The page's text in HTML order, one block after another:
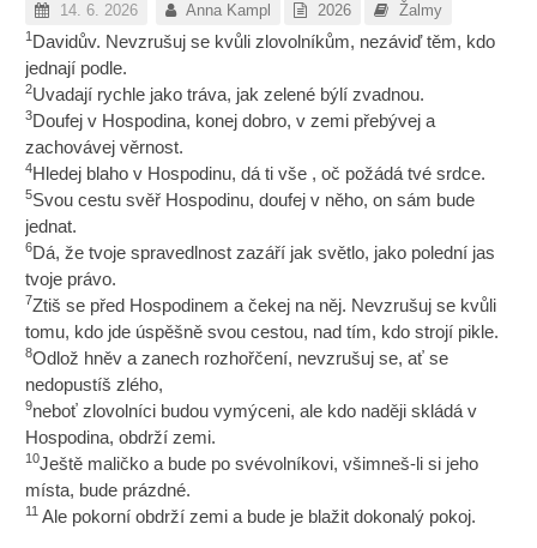
14. 6. 2026 Anna Kampl 2026 Žalmy
1 Davidův. Nevzrušuj se kvůli zlovolníkům, nezáviď těm, kdo
jednají podle.
2Uvadají rychle jako tráva, jak zelené býlí zvadnou.
3Doufej v Hospodina, konej dobro, v zemi přebývej a
zachovávej věrnost.
4Hledej blaho v Hospodinu, dá ti vše , oč požádá tvé srdce.
5Svou cestu svěř Hospodinu, doufej v něho, on sám bude
jednat.
6Dá, že tvoje spravedlnost zazáří jak světlo, jako polední jas
tvoje právo.
7Ztiš se před Hospodinem a čekej na něj. Nevzrušuj se kvůli
tomu, kdo jde úspěšně svou cestou, nad tím, kdo strojí pikle.
8Odlož hněv a zanech rozhořčení, nevzrušuj se, ať se
nedopustíš zlého,
9neboť zlovolníci budou vymýceni, ale kdo naději skládá v
Hospodina, obdrží zemi.
10Ještě maličko a bude po svévolníkovi, všimneš-li si jeho
místa, bude prázdné.
11 Ale pokorní obdrží zemi a bude je blažit dokonalý pokoj.